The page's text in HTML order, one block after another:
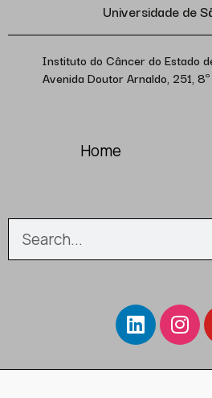
Universidade de
Instituto do Câncer do Estado
Avenida Doutor Arnaldo, 251,
Home